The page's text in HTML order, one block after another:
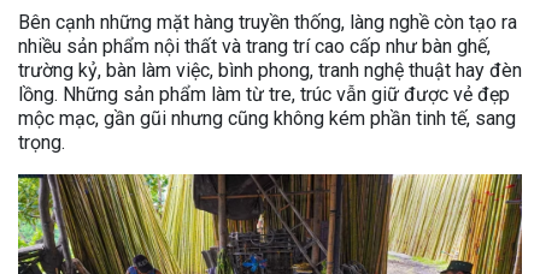
Bên cạnh những mặt hàng truyền thống, làng nghề còn tạo ra
nhiều sản phẩm nội thất và trang trí cao cấp như bàn ghế,
trường kỷ, bàn làm việc, bình phong, tranh nghệ thuật hay đèn
lồng. Những sản phẩm làm từ tre, trúc vẫn giữ được vẻ đẹp
mộc mạc, gần gũi nhưng cũng không kém phần tinh tế, sang
trọng.